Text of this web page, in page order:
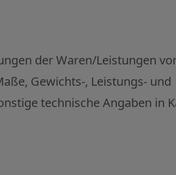
der Waren/Leistungen
Gewichts-, Leistungs- und
technische Angaben in